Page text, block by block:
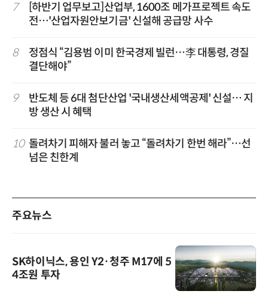
7
[하반기 업무보고]산업부, 1600조 메가프로젝트 속도
전…'산업자원안보기금' 신설해 공급망 사수
8
정점식 “김용범 이미 한국경제 빌런…李 대통령, 경질
결단해야”
9
반도체 등 6대 첨단산업 '국내생산세액공제' 신설… 지
방 생산 시 혜택
10 돌려차기 피해자 불러 놓고 “돌려차기 한번 해라”…선
넘은 친한계
주요뉴스
SK하이닉스, 용인 Y2·청주 M17에 5
4조원 투자